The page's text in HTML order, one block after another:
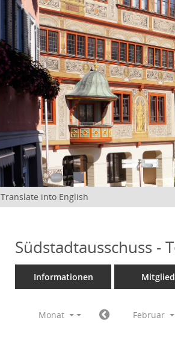
Translate into English
Südstadtausschuss -
Informationen
Monat Februar